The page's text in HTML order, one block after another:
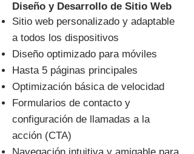
Diseño y Desarrollo de Sitio Web
Sitio web personalizado y adaptable
a todos los dispositivos
Diseño optimizado para móviles
Hasta 5 páginas principales
Optimización básica de velocidad
Formularios de contacto y
configuración de llamadas a la
acción (CTA)